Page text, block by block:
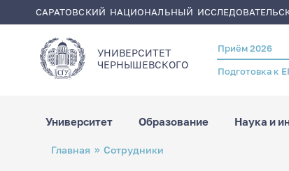
САРАТОВСКИЙ НАЦИОНАЛЬНЫЙ
УНИВЕРСИТЕТ
ЧЕРНЫШЕВСКОГO
Header
menu
Приём 2026
Подготовка к
Университет Образование Наука и
Строка
навигации
Главная Сотрудники